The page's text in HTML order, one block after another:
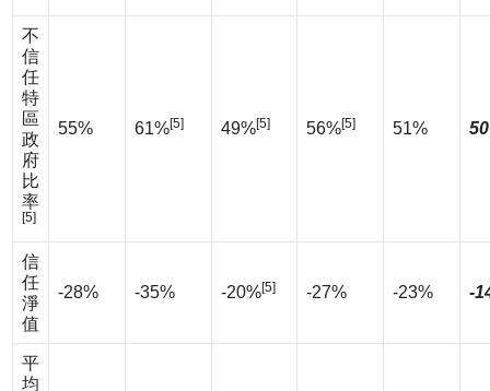
不
信
任
特
區
政
府
比
率
[5]
55% 61%[5] 49%[5] 56%[5] 51%
信
任
淨
值
-28% -35% -20%[5] -27% -23% -
平
均